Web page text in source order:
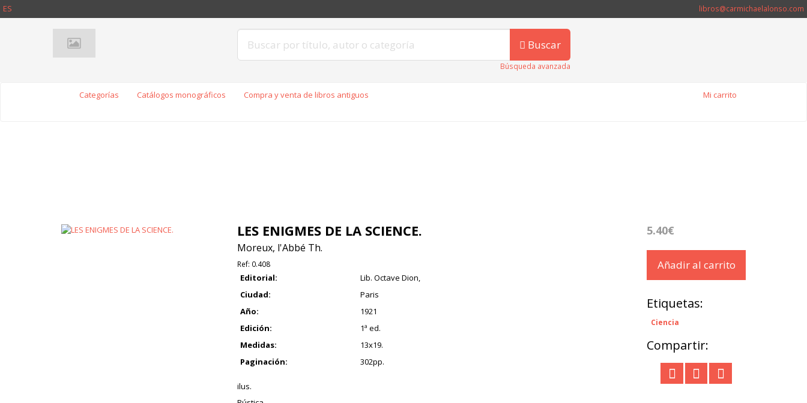
ES libros@carmichaelalonso.com
Buscar
Búsqueda avanzada
Categorías Catálogos monográficos Compra y venta de libros antiguos Mi carrito
LES ENIGMES DE LA SCIENCE.
Moreux, l'Abbé Th.
Ref: 0.408
Editorial:
Lib. Octave Dion,
Ciudad:
Paris
Año:
1921
Edición:
1ª ed.
Medidas:
13x19.
Paginación:
302pp.
ilus.
5.40€
Añadir al carrito
Etiquetas:
Ciencia
Compartir: